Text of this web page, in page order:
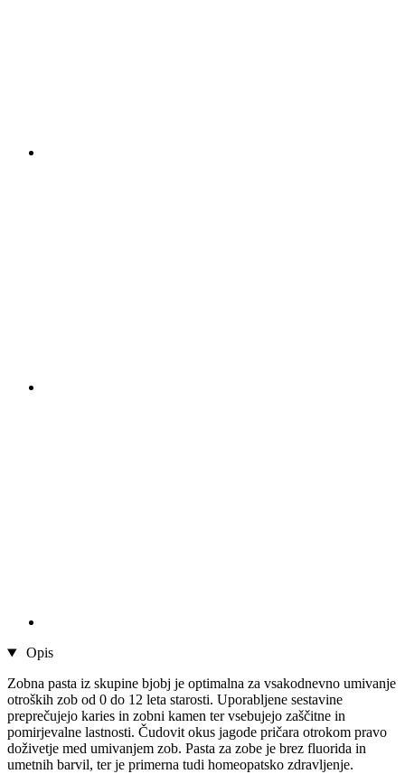
Opis
Zobna pasta iz skupine bjobj je optimalna za vsakodnevno umivanje
otroških zob od 0 do 12 leta starosti. Uporabljene sestavine
preprečujejo karies in zobni kamen ter vsebujejo zaščitne in
pomirjevalne lastnosti. Čudovit okus jagode pričara otrokom pravo
doživetje med umivanjem zob. Pasta za zobe je brez fluorida in
umetnih barvil, ter je primerna tudi homeopatsko zdravljenje.